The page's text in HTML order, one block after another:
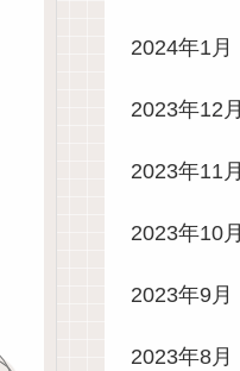
2024年1月
2023年12月
2023年11月
2023年10月
2023年9月
2023年8月